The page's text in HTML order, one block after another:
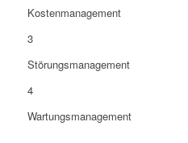
Kostenmanagement
3
Störungsmanagement
4
Wartungsmanagement